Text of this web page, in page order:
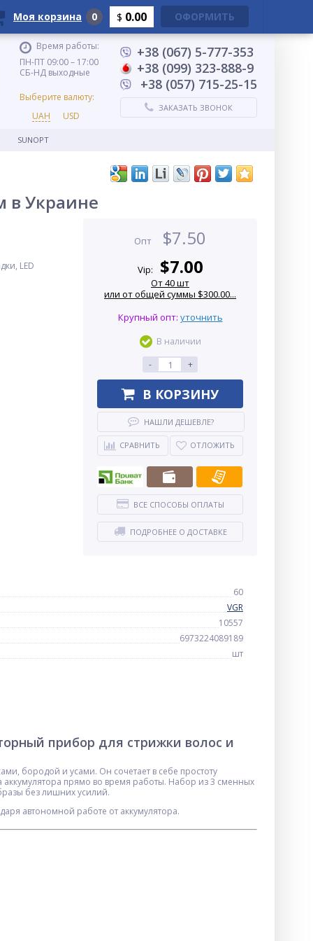
Время работы:
ПН-ПТ 09:00 – 17:00
СБ-НД выходные
Выберите валюту:
UAH
USD
+38 (067) 5-777-353
+38 (099) 323-888-9
+38 (057) 715-25-15
ЗАКАЗАТЬ ЗВОНОК
SUNOPT
в Украине
LED
Опт $7.50
Vip: $7.00
От 40 шт
или от общей суммы $300.00...
Крупный опт: уточнить
В наличии
-
+
В КОРЗИНУ
НАШЛИ ДЕШЕВЛЕ?
СРАВНИТЬ ОТЛОЖИТЬ
ВСЕ СПОСОБЫ ОПЛАТЫ
ПОДРОБНЕЕ О ДОСТАВКЕ
60
VGR
10557
6973224089189
шт
прибор для стрижки волос и
бородой и усами. Он сочетает в себе простоту
аккумулятора прямо во время работы. Набор из 3 сменных
без лишних усилий.
автономной работе от аккумулятора.
Моя корзина 0 $ 0.00 ОФОРМИТЬ